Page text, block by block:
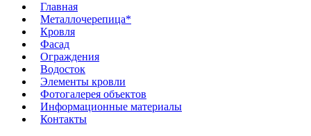
Главная
Металлочерепица*
Кровля
Фасад
Ограждения
Водосток
Элементы кровли
Фотогалерея объектов
Информационные материалы
Контакты